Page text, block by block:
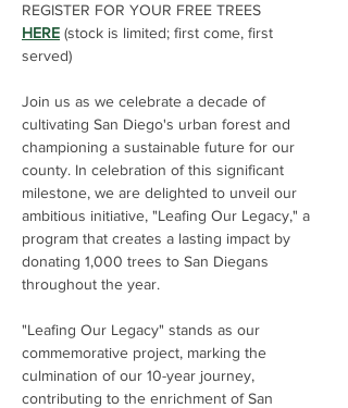
REGISTER FOR YOUR FREE TREES
HERE (stock is limited; first come, first
served)
Join us as we celebrate a decade of
cultivating San Diego's urban forest and
championing a sustainable future for our
county. In celebration of this significant
milestone, we are delighted to unveil our
ambitious initiative, "Leafing Our Legacy," a
program that creates a lasting impact by
donating 1,000 trees to San Diegans
throughout the year.
"Leafing Our Legacy" stands as our
commemorative project, marking the
culmination of our 10-year journey,
contributing to the enrichment of San